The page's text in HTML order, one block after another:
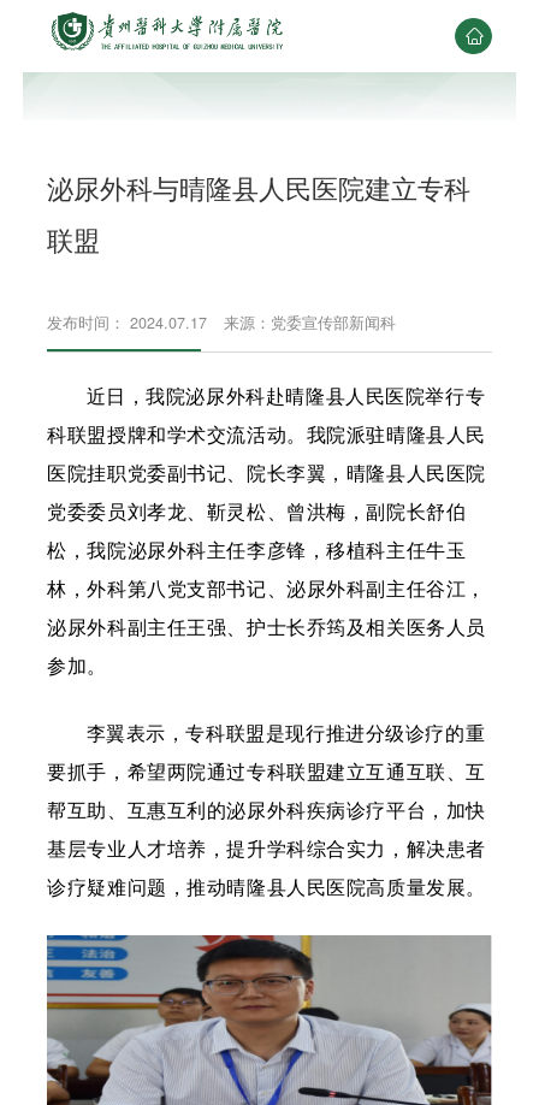

泌尿外科与晴隆县人民医院建立专科
联盟
发布时间： 2024.07.17 来源：党委宣传部新闻科
近日，我院泌尿外科赴晴隆县人民医院举行专
科联盟授牌和学术交流活动。我院派驻晴隆县人民
医院挂职党委副书记、院长李翼，晴隆县人民医院
党委委员刘孝龙、靳灵松、曾洪梅，副院长舒伯
松，我院泌尿外科主任李彦锋，移植科主任牛玉
林，外科第八党支部书记、泌尿外科副主任谷江，
泌尿外科副主任王强、护士长乔筠及相关医务人员
参加。
李翼表示，专科联盟是现行推进分级诊疗的重
要抓手，希望两院通过专科联盟建立互通互联、互
帮互助、互惠互利的泌尿外科疾病诊疗平台，加快
基层专业人才培养，提升学科综合实力，解决患者
诊疗疑难问题，推动晴隆县人民医院高质量发展。